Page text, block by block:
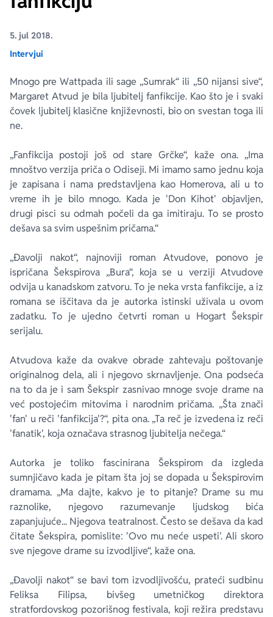
5. jul 2018.
Intervjui
Mnogo preWattpada ili sage „Sumrak“ ili „50 nijansi sive“,
Margaret Atvud je bila ljubitelj fanfikcije. Kao što je i svaki
čovek ljubitelj klasične književnosti, bio on svestan toga ili
ne.
„Fanfikcija postoji još od stare Grčke“, kaže ona. „Ima
mnoštvo verzija priča o Odiseji. Mi imamo samo jednu koja
je zapisana i nama predstavljena kao Homerova, ali u to
vreme ih je bilo mnogo. Kada je 'Don Kihot' objavljen,
drugi pisci su odmah počeli da ga imitiraju. To se prosto
dešava sa svim uspešnim pričama.“
„Đavolji nakot“, najnoviji roman Atvudove, ponovo je
ispričana Šekspirova „Bura“, koja se u verziji Atvudove
odvija u kanadskom zatvoru. To je neka vrsta fanfikcije, a iz
romana se iščitava da je autorka istinski uživala u ovom
zadatku. To je ujedno četvrti roman u Hogart Šekspir
serijalu.
Atvudova kaže da ovakve obrade zahtevaju poštovanje
originalnog dela, ali i njegovo skrnavljenje. Ona podseća
na to da je i sam Šekspir zasnivao mnoge svoje drame na
već postojećim mitovima i narodnim pričama. „Šta znači
'fan' u reči 'fanfikcija'?“, pita ona. „Ta reč je izvedena iz reči
'fanatik', koja označava strasnog ljubitelja nečega.“
Autorka je toliko fascinirana Šekspirom da izgleda
sumnjičavo kada je pitam šta joj se dopada u Šekspirovim
dramama. „Ma dajte, kakvo je to pitanje? Drame su mu
raznolike, njegovo razumevanje ljudskog bića
zapanjujuće... Njegova teatralnost. Često se dešava da kad
čitate Šekspira, pomislite: 'Ovo mu neće uspeti'. Ali skoro
sve njegove drame su izvodljive“, kaže ona.
„Đavolji nakot“ se bavi tom izvodljivošću, prateći sudbinu
Feliksa Filipsa, bivšeg umetničkog direktora
stratfordovskog pozorišnog festivala, koji režira predstavu
Ekranizovane knjige
E-knjige
Poezija
Biografija
Bojan Ljubenović
Milica Jakovljević Mir-Jam
Peter Handke
Elif Šafak